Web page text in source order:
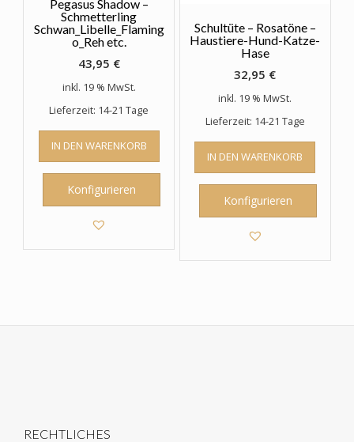
Pegasus Shadow –
Schmetterling
Schwan_Libelle_Flaming
o_Reh etc.
43,95 €
inkl. 19 % MwSt.
Lieferzeit: 14-21 Tage
IN DEN WARENKORB
Konfigurieren
Schultüte – Rosatöne –
Haustiere-Hund-Katze-
Hase
32,95 €
inkl. 19 % MwSt.
Lieferzeit: 14-21 Tage
IN DEN WARENKORB
Konfigurieren
RECHTLICHES